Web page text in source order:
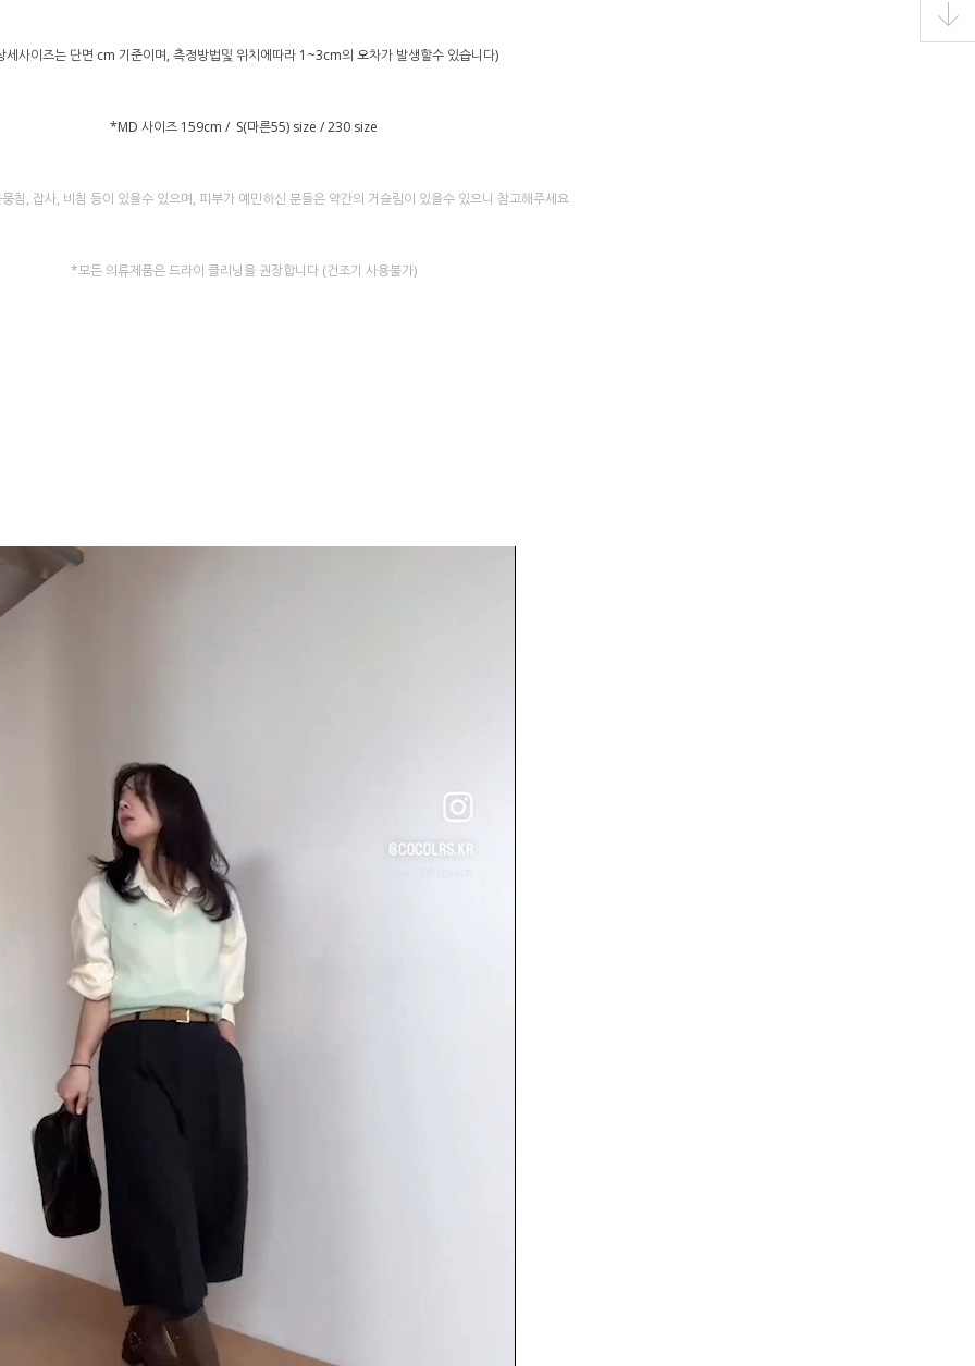
세사이즈는 단면 cm 기준이며, 측정방법및 위치에따라 1~3cm의 오차가 발생할수 있습니다)
*MD 사이즈 159cm / S(마른55) size / 230 size
침, 잡사, 비침 등이 있을수 있으며, 피부가 예민하신 분들은 약간의 거슬림이 있을수 있으니 참고해주세요
*모든 의류제품은 드라이 클리닝을 권장합니다 (건조기 사용불가)